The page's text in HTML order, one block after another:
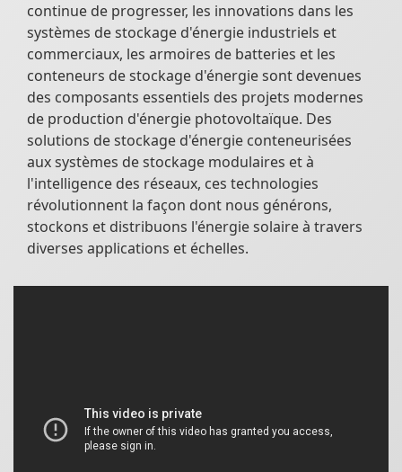
continue de progresser, les innovations dans les
systèmes de stockage d'énergie industriels et
commerciaux, les armoires de batteries et les
conteneurs de stockage d'énergie sont devenues
des composants essentiels des projets modernes
de production d'énergie photovoltaïque. Des
solutions de stockage d'énergie conteneurisées
aux systèmes de stockage modulaires et à
l'intelligence des réseaux, ces technologies
révolutionnent la façon dont nous générons,
stockons et distribuons l'énergie solaire à travers
diverses applications et échelles.